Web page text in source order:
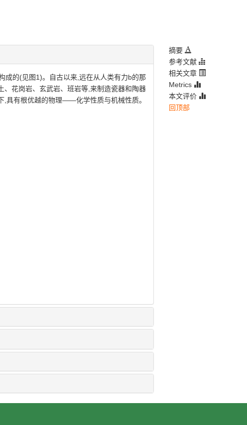
成的(见图1)。自古以来,远在从人类有力b的那
花岗岩、玄武岩、班岩等,来制造瓷器和陶器
,具有根优越的物理——化学性质与机械性质。
摘要
参考文献
相关文章
Metrics
本文评价
回顶部